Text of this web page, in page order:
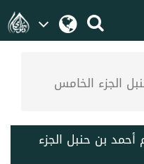
الجزء الخامس
أحمد بن حنبل الجزء